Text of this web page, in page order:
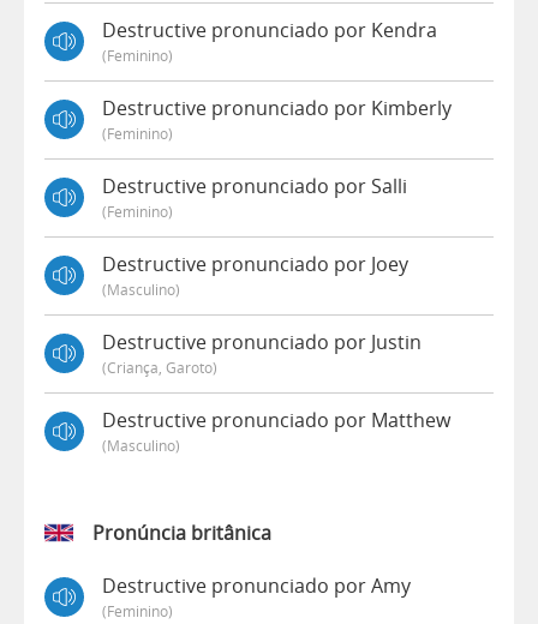
Destructive pronunciado por Kendra
(feminino)
Destructive pronunciado por Kimberly
(feminino)
Destructive pronunciado por Salli
(feminino)
Destructive pronunciado por Joey
(masculino)
Destructive pronunciado por Justin
(criança, Garoto)
Destructive pronunciado por Matthew
(masculino)
Pronúncia britânica
Destructive pronunciado por Amy
(feminino)